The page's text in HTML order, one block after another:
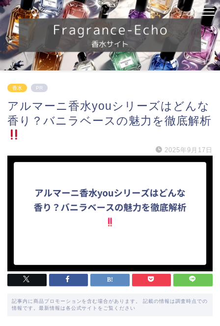
香水 PR
アルマーニ香水youシリーズはどんな
香り？バニラベースの魅力を徹底解析
2025年9月17日
記事内に商品プロモーションを含む場合があります。 記載の情報は調査時点での
情報です。最新情報は各公式サイトをご覧ください